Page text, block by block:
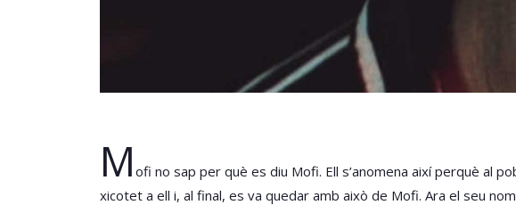
M ofi no sap per què es diu Mofi. Ell s’anomena així perquè al
xicotet a ell i, al final, es va quedar amb això de Mofi. Ara el seu